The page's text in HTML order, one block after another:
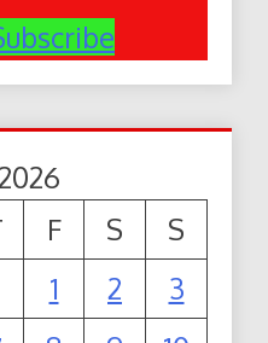
F S
S
1
2
3